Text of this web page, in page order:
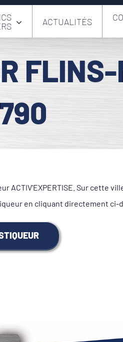
ACTUALITÉS
ACTIV'EXPERTISE. Sur cette
en cliquant directement ci-